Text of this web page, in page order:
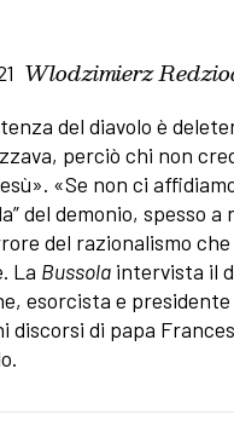
Wlodzimierz
del diavolo è
perciò chi non
«Se non ci
del demonio, spesso a
del razionalismo che
La Bussola intervista il
esorcista e presidente
discorsi di papa